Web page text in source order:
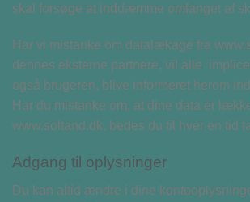
skal forsøge at inddæmme omfanget af
Har vi mistanke om datalækage fra
dennes eksterne partnere, vil alle
også brugeren, blive informeret herom
Har du mistanke om, at dine data er
www.soltand.dk, bedes du til hver en tid
Adgang til oplysninger
Du kan altid ændre i dine